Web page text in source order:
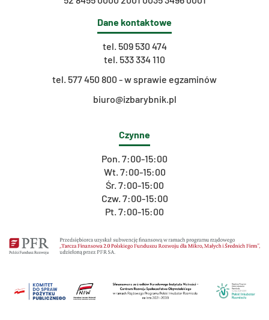
Dane kontaktowe
tel. 509 530 474
tel. 533 334 110
tel. 577 450 800 - w sprawie egzaminów
biuro@izbarybnik.pl
Czynne
Pon. 7:00-15:00
Wt. 7:00-15:00
Śr. 7:00-15:00
Czw. 7:00-15:00
Pt. 7:00-15:00